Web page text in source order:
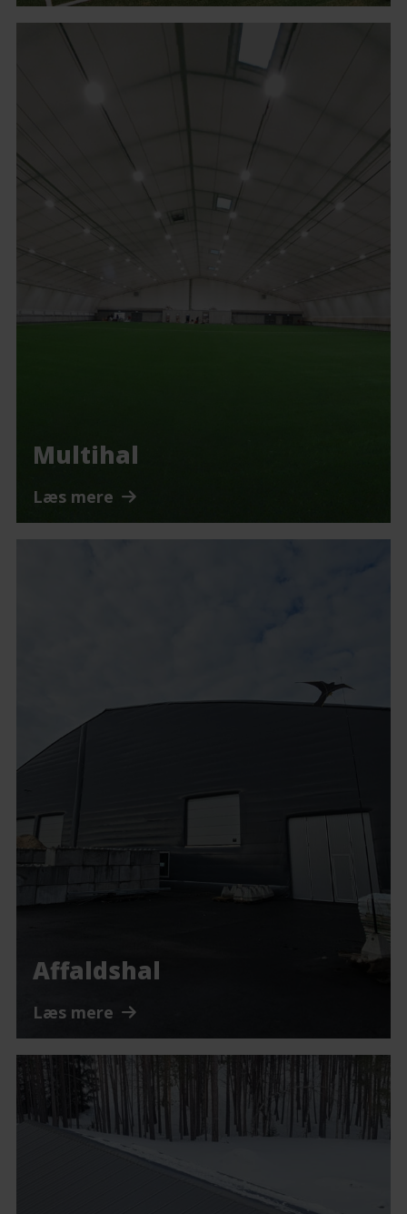
Multihal
Læs mere
Affaldshal
Læs mere